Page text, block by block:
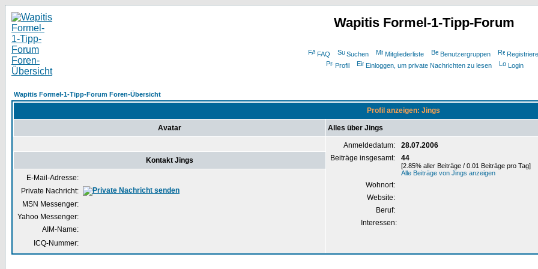
Wapitis Formel-1-Tipp-Forum
FAQ Suchen Mitgliederliste Benutzergruppen
Profil
Einloggen, um private Nachrichten zu lesen Login
Wapitis Formel-1-Tipp-Forum Foren-Übersicht
Profil anzeigen: Jings
Avatar Alles über Jings
Anmeldedatum:
28.07.2006
Beiträge insgesamt:
44
[2.85% aller Beiträge / 0.01 Beiträge pro Tag]
Alle Beiträge von Jings anzeigen
Wohnort:
Website:
Beruf:
Interessen:
Kontakt Jings
E-Mail-Adresse:
Private Nachricht:
MSN Messenger:
Yahoo Messenger:
AIM-Name:
ICQ-Nummer: